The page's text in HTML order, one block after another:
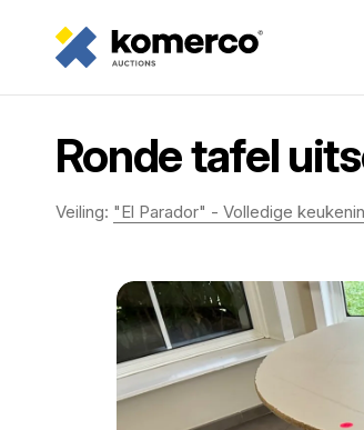
Ronde tafel
Veiling: "El Parador" - Volledige